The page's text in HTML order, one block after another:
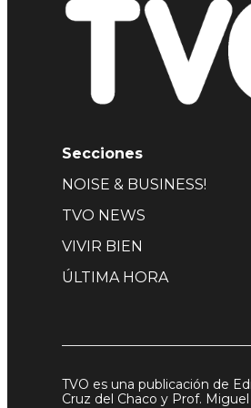
Secciones
NOISE & BUSINESS!
TVO NEWS
VIVIR BIEN
ÚLTIMA HORA
TVO es una publicación de
Cruz del Chaco y Prof. Miguel